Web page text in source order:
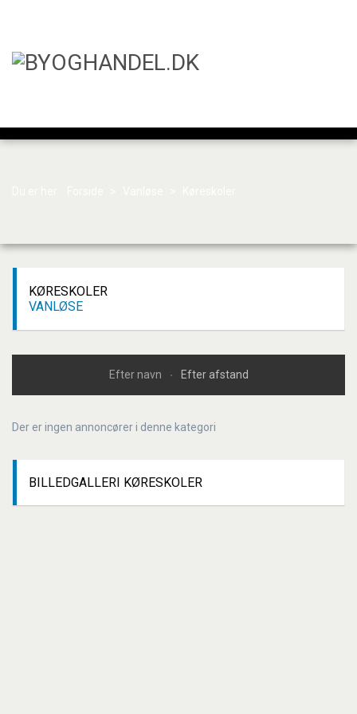
KØRESKOLER
VANLØSE
Efter navn Efter afstand
Der er ingen annoncører i denne kategori
BILLEDGALLERI KØRESKOLER